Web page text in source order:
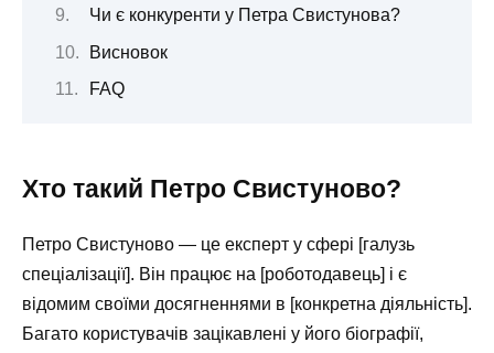
Чи є конкуренти у Петра Свистунова?
Висновок
FAQ
Хто такий Петро Свистуново?
Петро Свистуново — це експерт у сфері [галузь
спеціалізації]. Він працює на [роботодавець] і є
відомим своїми досягненнями в [конкретна діяльність].
Багато користувачів зацікавлені у його біографії,